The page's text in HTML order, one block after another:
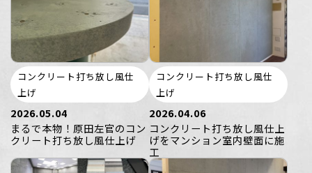
コンクリート打ち放し風仕
上げ
2026.05.04
まるで本物！原田左官のコン
クリート打ち放し風仕上げ
コンクリート打ち放し風仕
上げ
2026.04.06
コンクリート打ち放し風仕上
げをマンション室内壁面に施
工